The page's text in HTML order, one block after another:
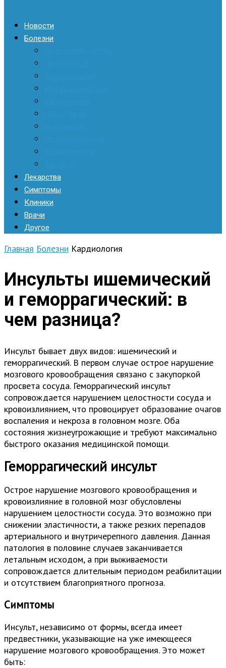
Новости
Болезни
Лекарства
Симптомы
Клиники
Врачи
Другое
Главная Болезни Кардиология
Инсульты ишемический
и геморрагический: в
чем разница?
Инсульт бывает двух видов: ишемический и
геморрагический. В первом случае острое нарушение
мозгового кровообращения связано с закупоркой
просвета сосуда. Геморрагический инсульт
сопровождается нарушением целостности сосуда и
кровоизлиянием, что провоцирует образование очагов
воспаления и некроза в головном мозге. Оба
состояния жизнеугрожающие и требуют максимально
быстрого оказания медицинской помощи.
Геморрагический инсульт
Острое нарушение мозгового кровообращения и
кровоизлияние в головной мозг обусловлены
нарушением целостности сосуда. Это возможно при
снижении эластичности, а также резких перепадов
артериального и внутричерепного давления. Данная
патология в половине случаев заканчивается
летальным исходом, а при выживаемости
сопровождается длительным периодом реабилитации
и отсутствием благоприятного прогноза.
Симптомы
Инсульт, независимо от формы, всегда имеет
предвестники, указывающие на уже имеющееся
нарушение мозгового кровообращения. Это может
быть: